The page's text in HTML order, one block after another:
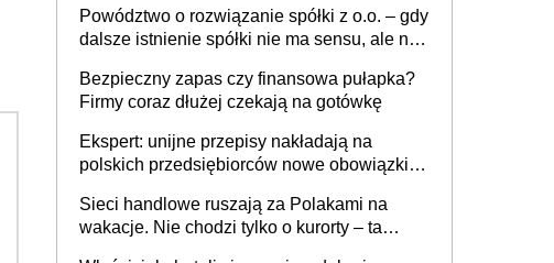
Powództwo o rozwiązanie spółki z o.o. – gdy
dalsze istnienie spółki nie ma sensu, ale nie
Bezpieczny zapas czy finansowa pułapka?
Firmy coraz dłużej czekają na gotówkę
Ekspert: unijne przepisy nakładają na
polskich przedsiębiorców nowe obowiązki w
Sieci handlowe ruszają za Polakami na
wakacje. Nie chodzi tylko o kurorty – ta